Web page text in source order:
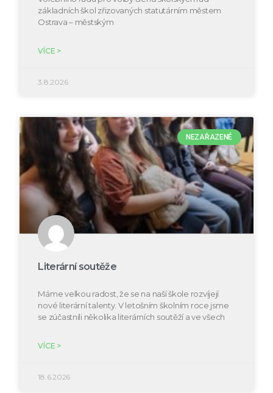
základních škol zřizovaných statutárním městem
Ostrava – městským
VÍCE >
3.8.2026
NEZAŘAZENÉ
Literární soutěže
Máme velkou radost, že se na naší škole rozvíjejí
nové literární talenty. V letošním školním roce jsme
se zúčastnili několika literárních soutěží a ve všech
VÍCE >
18.6.2026